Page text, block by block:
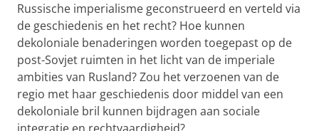
Russische imperialisme geconstrueerd en verteld via
de geschiedenis en het recht? Hoe kunnen
dekoloniale benaderingen worden toegepast op de
post-Sovjet ruimten in het licht van de imperiale
ambities van Rusland? Zou het verzoenen van de
regio met haar geschiedenis door middel van een
dekoloniale bril kunnen bijdragen aan sociale